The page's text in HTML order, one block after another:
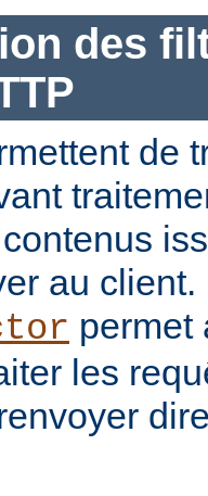
des
de
au
permet
les